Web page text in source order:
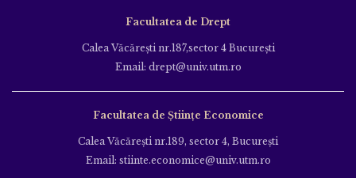
Facultatea de Drept
Calea Văcăreşti nr.187,sector 4 Bucureşti
Email: drept@univ.utm.ro
Facultatea de Științe Economice
Calea Văcăreşti nr.189, sector 4, Bucureşti
Email: stiinte.economice@univ.utm.ro